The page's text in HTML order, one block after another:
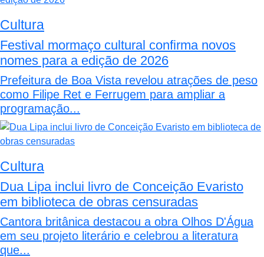
Cultura
Festival mormaço cultural confirma novos
nomes para a edição de 2026
Prefeitura de Boa Vista revelou atrações de peso
como Filipe Ret e Ferrugem para ampliar a
programação...
Cultura
Dua Lipa inclui livro de Conceição Evaristo
em biblioteca de obras censuradas
Cantora britânica destacou a obra Olhos D'Água
em seu projeto literário e celebrou a literatura
que...